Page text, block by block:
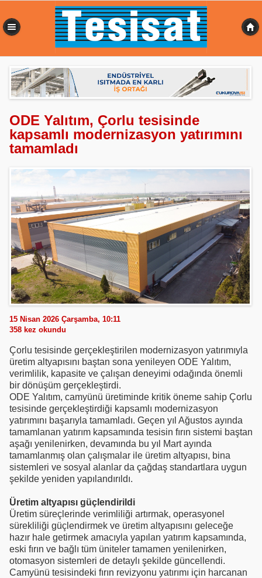
ODE Yalıtım, Çorlu tesisinde
kapsamlı modernizasyon yatırımını
tamamladı
15 Nisan 2026 Çarşamba, 10:11
358 kez okundu
Çorlu tesisinde gerçekleştirilen modernizasyon yatırımıyla
üretim altyapısını baştan sona yenileyen ODE Yalıtım,
verimlilik, kapasite ve çalışan deneyimi odağında önemli
bir dönüşüm gerçekleştirdi.
ODE Yalıtım, camyünü üretiminde kritik öneme sahip Çorlu
tesisinde gerçekleştirdiği kapsamlı modernizasyon
yatırımını başarıyla tamamladı. Geçen yıl Ağustos ayında
tamamlanan yatırım kapsamında tesisin fırın sistemi baştan
aşağı yenilenirken, devamında bu yıl Mart ayında
tamamlanmış olan çalışmalar ile üretim altyapısı, bina
sistemleri ve sosyal alanlar da çağdaş standartlara uygun
şekilde yeniden yapılandırıldı.
Üretim altyapısı güçlendirildi
Üretim süreçlerinde verimliliği artırmak, operasyonel
sürekliliği güçlendirmek ve üretim altyapısını geleceğe
hazır hale getirmek amacıyla yapılan yatırım kapsamında,
eski fırın ve bağlı tüm üniteler tamamen yenilenirken,
otomasyon sistemleri de detaylı şekilde güncellendi.
Camyünü tesisindeki fırın revizyonu yatırımı için harcanan
0,457 sn